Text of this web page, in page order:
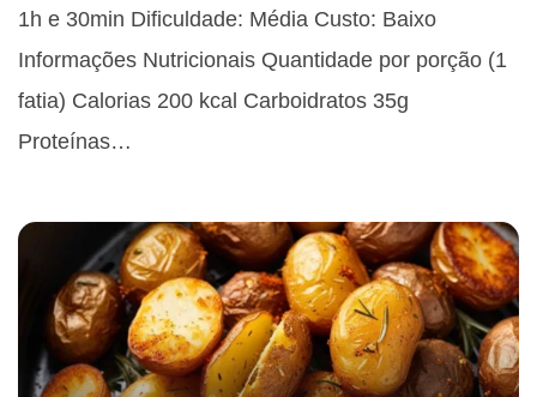
1h e 30min Dificuldade: Média Custo: Baixo
Informações Nutricionais Quantidade por porção (1
fatia) Calorias 200 kcal Carboidratos 35g
Proteínas…